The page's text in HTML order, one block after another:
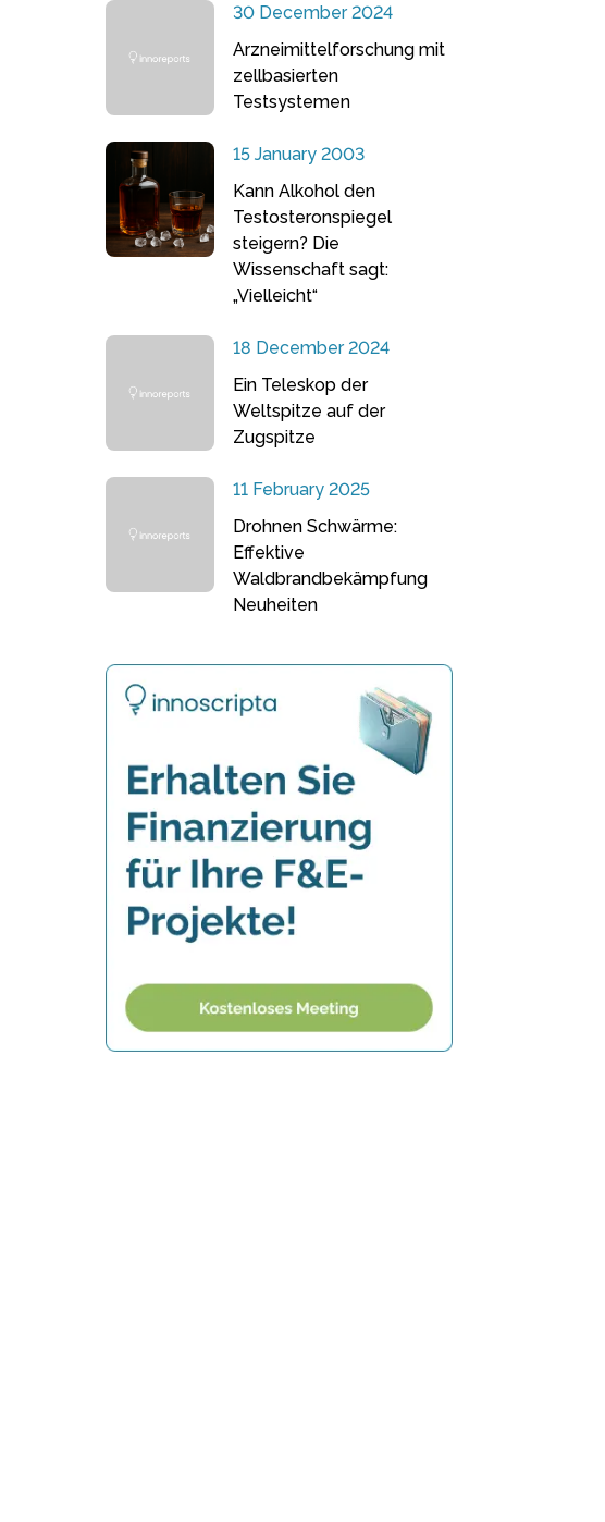
30 December 2024
Arzneimittelforschung mit
zellbasierten
Testsystemen
15 January 2003
Kann Alkohol den
Testosteronspiegel
steigern? Die
Wissenschaft sagt:
„Vielleicht“
18 December 2024
Ein Teleskop der
Weltspitze auf der
Zugspitze
11 February 2025
Drohnen Schwärme:
Effektive
Waldbrandbekämpfung
Neuheiten